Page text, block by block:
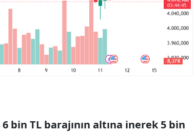
6 bin TL barajının altına inerek 5 bin